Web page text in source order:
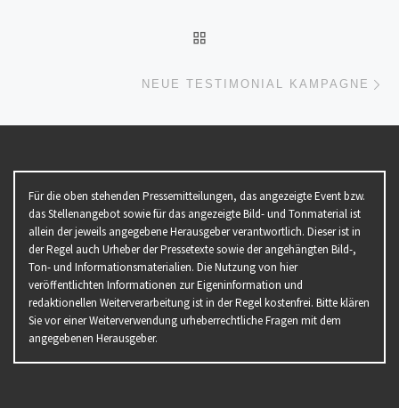
NEUE TESTIMONIAL KAMPAGNE
Für die oben stehenden Pressemitteilungen, das angezeigte Event bzw.
das Stellenangebot sowie für das angezeigte Bild- und Tonmaterial ist
allein der jeweils angegebene Herausgeber verantwortlich. Dieser ist in
der Regel auch Urheber der Pressetexte sowie der angehängten Bild-,
Ton- und Informationsmaterialien. Die Nutzung von hier
veröffentlichten Informationen zur Eigeninformation und
redaktionellen Weiterverarbeitung ist in der Regel kostenfrei. Bitte klären
Sie vor einer Weiterverwendung urheberrechtliche Fragen mit dem
angegebenen Herausgeber.